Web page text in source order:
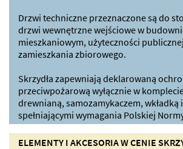
Drzwi techniczne przeznaczone są do
drzwi wewnętrzne wejściowe w
mieszkaniowym, użyteczności
zamieszkania zbiorowego.
Skrzydła zapewniają deklarowaną
przeciwpożarową wyłącznie w
drewnianą, samozamykaczem, wkładką
spełniającymi wymagania Polskiej
ELEMENTY I AKCESORIA W CENIE